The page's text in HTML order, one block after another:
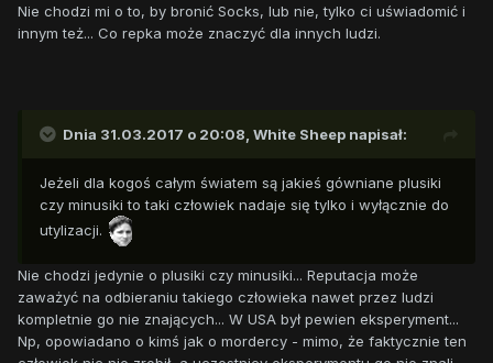
Nie chodzi mi o to, by bronić Socks, lub nie, tylko ci uświadomić i
innym też... Co repka może znaczyć dla innych ludzi.
Dnia 31.03.2017 o 20:08, White Sheep napisał:
Jeżeli dla kogoś całym światem są jakieś gówniane plusiki
czy minusiki to taki człowiek nadaje się tylko i wyłącznie do
utylizacji.
Nie chodzi jedynie o plusiki czy minusiki... Reputacja może
zaważyć na odbieraniu takiego człowieka nawet przez ludzi
kompletnie go nie znających... W USA był pewien eksperyment...
Np, opowiadano o kimś jak o mordercy - mimo, że faktycznie ten